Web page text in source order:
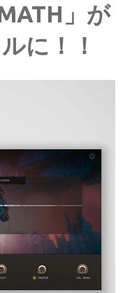
」が
に！！